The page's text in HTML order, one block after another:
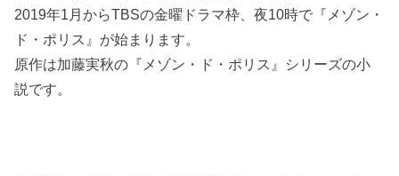
2019年1月からTBSの金曜ドラマ枠、夜10時で『メゾン・
ド・ポリス』が始まります。
原作は加藤実秋の『メゾン・ド・ポリス』シリーズの小
説です。